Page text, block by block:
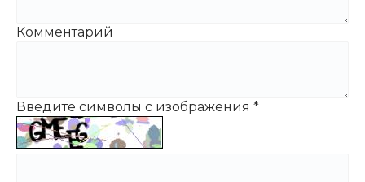
Комментарий
Введите символы с изображения *